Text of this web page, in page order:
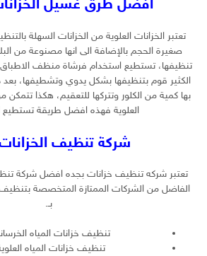
افضل طرق غسيل
تعتبر الخزانات العلوية من الخزانات السهلة
صغيرة الحجم بالإضافة الى انها مصنوعة من
تنظيفها، تستطيع استخدام فرشاة منظف
الكثير قوم بتنظيفها بشكل يدوي وتشطيفها، بعد
بها كمية من الكلور وتتركها للتعقيم، هكذا
العلوية فهذه افضل طريقة تستطيع
شركة تنظيف
تعتبر شركه تنظيف خزانات بجده افضل شركة
الفاضل من الشركات الممتازة المتخصصة بتنظيف
بـ.
تنظيف خزانات المياه
تنظيف خزانات المياه